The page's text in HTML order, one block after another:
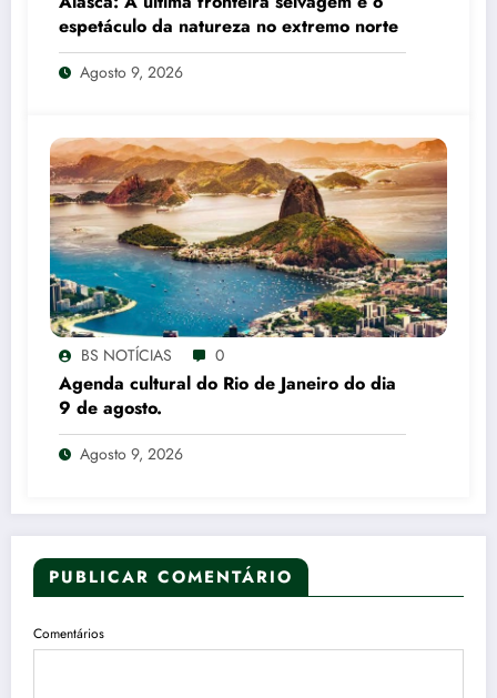
espetáculo da natureza no extremo norte
Agosto 9, 2026
BS NOTÍCIAS 0
Agenda cultural do Rio de Janeiro do dia
9 de agosto.
Agosto 9, 2026
PUBLICAR COMENTÁRIO
Comentários